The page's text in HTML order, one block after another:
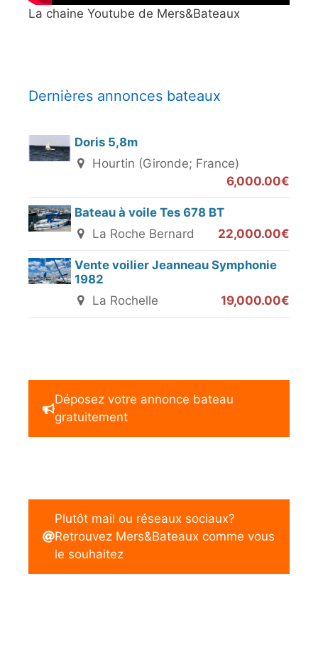
La chaine Youtube de Mers&Bateaux
Dernières annonces bateaux
Doris 5,8m
Hourtin (Gironde; France)
6,000.00€
Bateau à voile Tes 678 BT
La Roche Bernard
22,000.00€
Vente voilier Jeanneau Symphonie
1982
La Rochelle
19,000.00€
Déposez votre annonce bateau
gratuitement
Plutôt mail ou réseaux sociaux?
Retrouvez Mers&Bateaux comme vous
le souhaitez